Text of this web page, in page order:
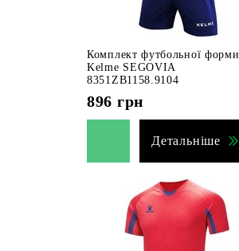
Комплект футбольної форми
Kelme SEGOVIA
8351ZB1158.9104
896 грн
Детальніше